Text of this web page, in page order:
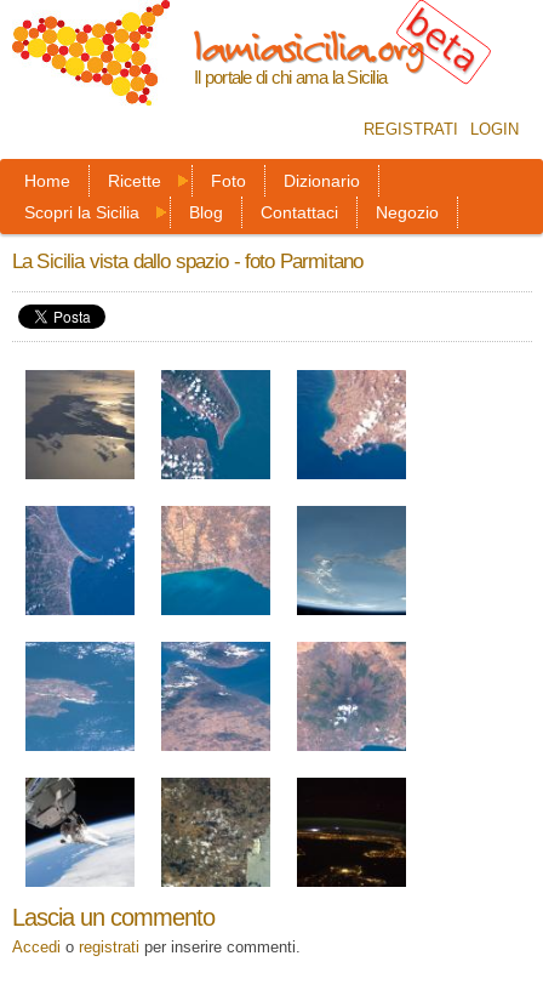
contenuto
principale
lamiasicilia.org
Il portale di chi ama la Sicilia
REGISTRATI LOGIN
Home Ricette Foto
Dizionario
Scopri la Sicilia
Blog Contattaci Negozio
La Sicilia vista dallo spazio - foto Parmitano
Lascia un commento
Accedi o registrati per inserire commenti.